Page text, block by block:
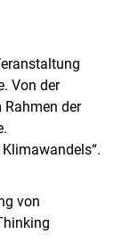
Von der
Rahmen der
von